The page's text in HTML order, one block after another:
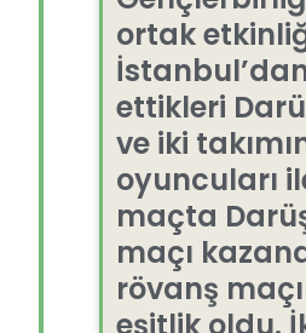
ortak
ettikleri
ve iki
oyuncuları
maçta
maçı
rövanş
eşitlik oldu.